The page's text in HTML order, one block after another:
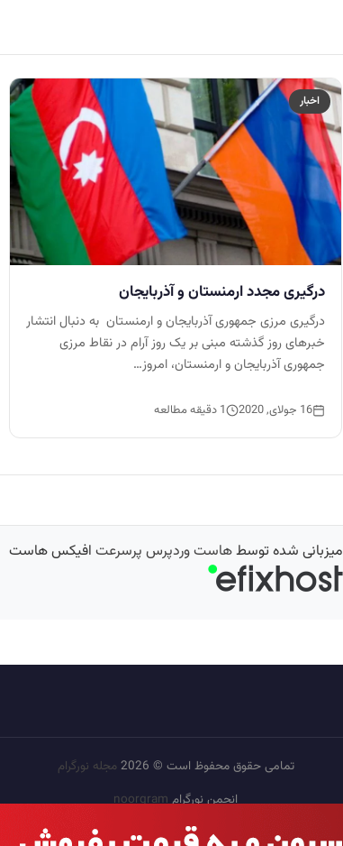
اخبار
درگیری مجدد ارمنستان و آذربایجان
درگیری مرزی جمهوری آذربایجان و ارمنستان به دنبال انتشار
خبرهای روز گذشته مبنی بر یک روز آرام در نقاط مرزی
جمهوری آذربایجان و ارمنستان، امروز…
16 جولای, 2020 1 دقیقه مطالعه
میزبانی شده توسطهاست وردپرس پرسرعت افیکس هاست
تمامی حقوق محفوظ است © 2026
مجله نورگرام
انجمن نورگرامnoorgram
بانک عکس